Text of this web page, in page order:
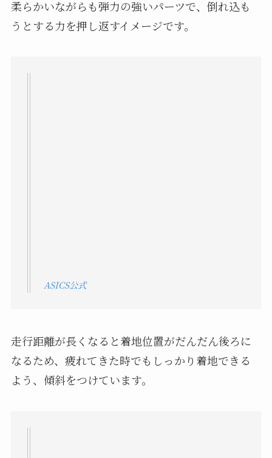
柔らかいながらも弾力の強いパーツで、倒れ込も
うとする力を押し返すイメージです。
ASICS公式
走行距離が長くなると着地位置がだんだん後ろに
なるため、疲れてきた時でもしっかり着地できる
よう、傾斜をつけています。